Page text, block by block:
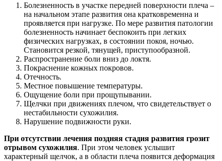
Болезненность в участке передней поверхности плеча –
на начальном этапе развития она кратковременна и
проявляется при нагрузке. По мере развития патологии
болезненность начинает беспокоить при легких
физических нагрузках, в состоянии покоя, ночью.
Становится резкой, тянущей, приступообразной.
Распространение боли вниз до локтя.
Покраснение кожных покровов.
Отечность.
Местное повышение температуры.
Ощущение боли при прощупывании.
Щелчки при движениях плечом, что свидетельствует о
нестабильности сухожилия.
Нарушение подвижности руки.
При отсутствии лечения поздняя стадия развития грозит
отрывом сухожилия. При этом человек услышит
характерный щелчок, а в области плеча появится деформация